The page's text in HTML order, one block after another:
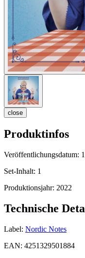
close
Produktinfos
Veröffentlichungsdatum:
Set-Inhalt: 1
Produktionsjahr: 2022
Technische
Label: Nordic Notes
EAN: 4251329501884